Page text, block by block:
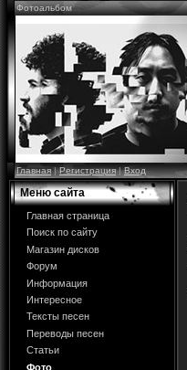
Фотоальбом
Главная|Регистрация|Вход
Меню сайта
Главная страница
Поиск по сайту
Магазин дисков
Форум
Информация
Интересное
Тексты песен
Переводы песен
Статьи
Фото